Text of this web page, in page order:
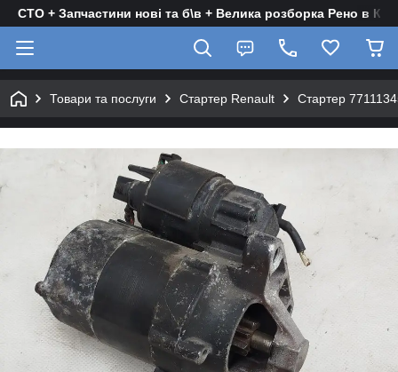
СТО + Запчастини нові та б\в + Велика розборка Рено в
Товари та послуги Стартер Renault Стартер